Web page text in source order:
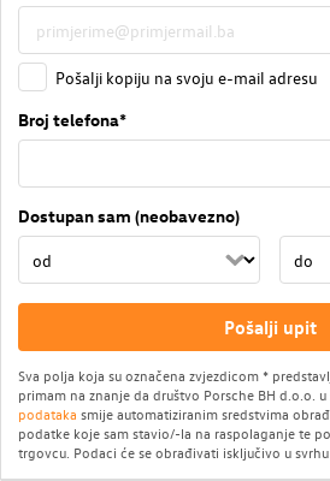
Pošalji kopiju na svoju e-mail adresu
Broj telefona*
Dostupan sam (neobavezno)
Pošalji upit
Sva polja koja su označena zvjezdicom *
primam na znanje da društvo Porsche BH d.o.o. u
podataka smije automatiziranim sredstvima
podatke koje sam stavio/-la na raspolaganje te
trgovcu. Podaci će se obrađivati isključivo u